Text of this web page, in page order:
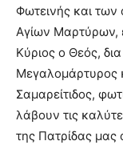
Φωτεινής και
Αγίων Μαρτύρων,
Κύριος ο Θεός,
Μεγαλομάρτυρος
Σαμαρείτιδος,
λάβουν τις
της Πατρίδας